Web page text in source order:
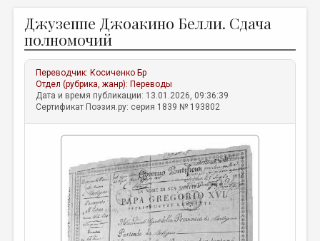
ЖАНРЫ
АВТОРЫ
КОММЕНТАРИИ
ЛИТСАЛОН
ОТДЕЛЫ И РУБРИКИ
ИЗБРАННОЕ
ДАЙДЖЕСТ
Джузеппе Джоакино Белли. Сдача
полномочий
Переводчик: Косиченко Бр
Отдел (рубрика, жанр): Переводы
Дата и время публикации: 13.01.2026, 09:36:39
Сертификат Поэзия.ру: серия 1839 № 193802